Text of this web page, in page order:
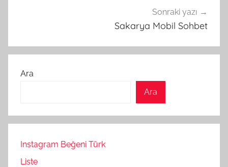
Sonraki yazı
Sakarya Mobil Sohbet
Ara
Ara
Instagram Beğeni Türk
Liste